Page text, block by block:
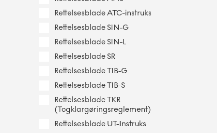
Rettelsesblade ATC-instruks
Rettelsesblade SIN-G
Rettelsesblade SIN-L
Rettelsesblade SR
Rettelsesblade TIB-G
Rettelsesblade TIB-S
Rettelsesblade TKR
(Togklargøringsreglement)
Rettelsesblade UT-Instruks